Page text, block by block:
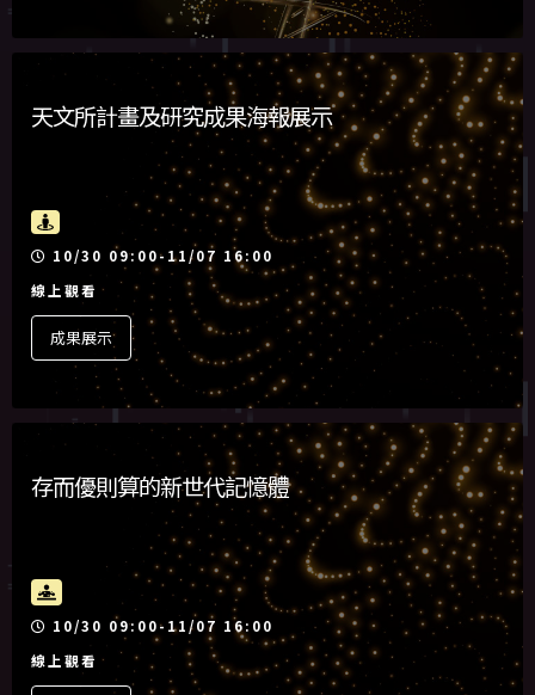
天文所計畫及研究成果海報展示
活動時間
10/30 09:00-11/07 16:00
線上觀看
成果展示
存而優則算的新世代記憶體
活動時間
10/30 09:00-11/07 16:00
線上觀看